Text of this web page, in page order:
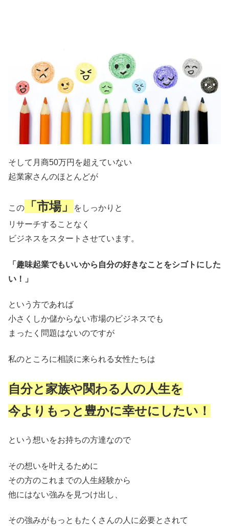
そして月商50万円を超えていない
起業家さんのほとんどが
この 「市場」
をしっかりと
リサーチすることなく
ビジネスをスタートさせています。
「趣味起業でもいいから自分の好きなことをシゴトにした
い！」
という方であれば
小さくしか儲からない市場のビジネスでも
まったく問題はないのですが
私のところに相談に来られる女性たちは
自分と家族や関わる人の人生を
今よりもっと豊かに幸せにしたい！
という想いをお持ちの方達なので
その想いを叶えるために
その方のこれまでの人生経験から
他にはない強みを見つけ出し、
その強みがもっともたくさんの人に必要とされて